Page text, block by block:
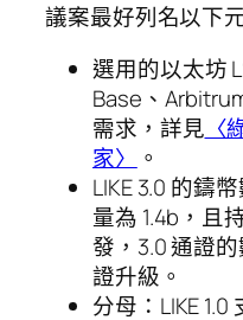
議案最好列名以下
選用的以太坊
Base、
需求，詳見
家〉
。
LIKE 3.0 的鑄
量為 1.4b，且
發，3.0 通證
證升級。
分母：LIKE 1.0